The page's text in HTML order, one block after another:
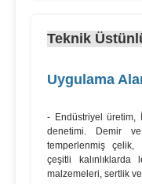
Teknik
Uygulama
- Endüstriyel üretim,
denetimi. Demir
temperlenmiş çelik,
çeşitli
malzemeleri, sertlik